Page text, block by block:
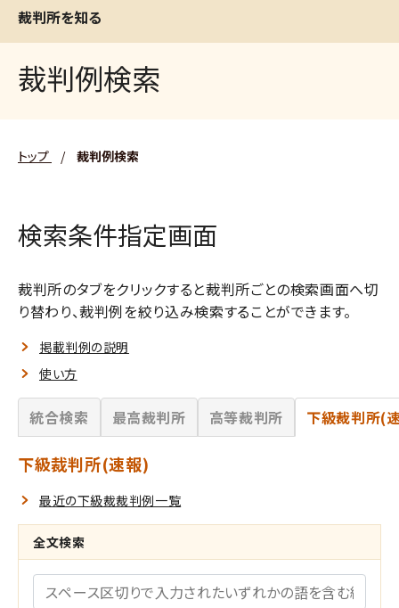
裁判所を知る
裁判例検索
トップ / 裁判例検索
検索条件指定画面
裁判所のタブをクリックすると裁判所ごとの検索画面へ切
り替わり、裁判例を絞り込み検索することができます。
掲載判例の説明
使い方
統合検索 最高裁判所 高等裁判所 下級裁判所(
下級裁判所(速報)
最近の下級裁裁判例一覧
全文検索
キーワード